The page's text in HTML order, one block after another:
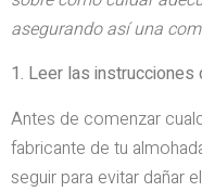
asegurando así una
1. Leer las instrucciones
Antes de comenzar
fabricante de tu
seguir para evitar dañar